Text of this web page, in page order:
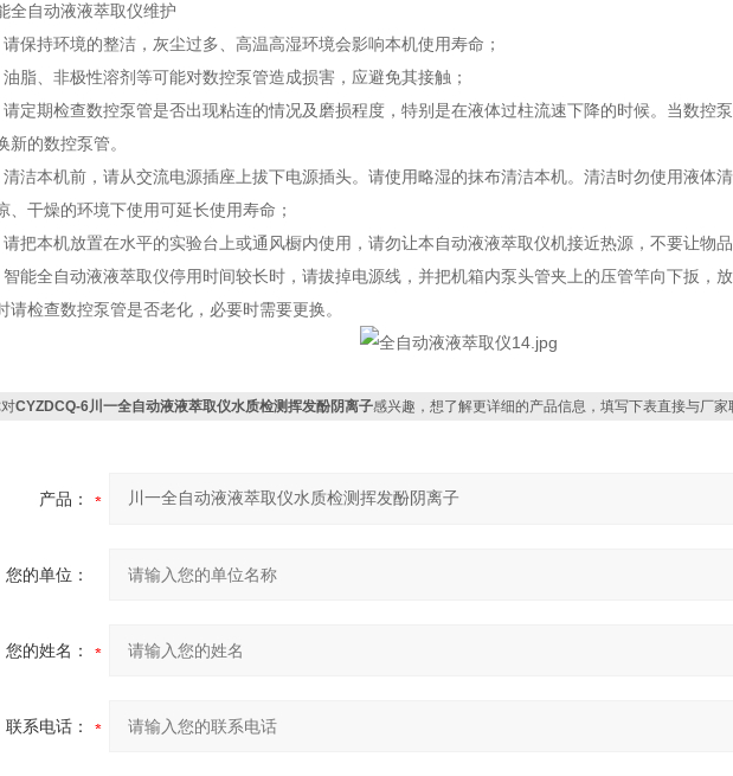
自动液液萃取仪维护
持环境的整洁，灰尘过多、高温高湿环境会影响本机使用寿命；
、非极性溶剂等可能对数控泵管造成损害，应避免其接触；
期检查数控泵管是否出现粘连的情况及磨损程度，特别是在液体过柱流速下降的时候。当数控
新的数控泵管。
本机前，请从交流电源插座上拔下电源插头。请使用略湿的抹布清洁本机。清洁时勿使用液体
、干燥的环境下使用可延长使用寿命；
本机放置在水平的实验台上或通风橱内使用，请勿让本自动液液萃取仪机接近热源，不要让物品
全自动液液萃取仪停用时间较长时，请拔掉电源线，并把机箱内泵头管夹上的压管竿向下扳，
请检查数控泵管是否老化，必要时需要更换。
CYZDCQ-6川一全自动液液萃取仪水质检测挥发酚阴离子感兴趣，想了解更详细的产品信息，填写下表直接与厂家
产品：
您的单位：
您的姓名：
联系电话：